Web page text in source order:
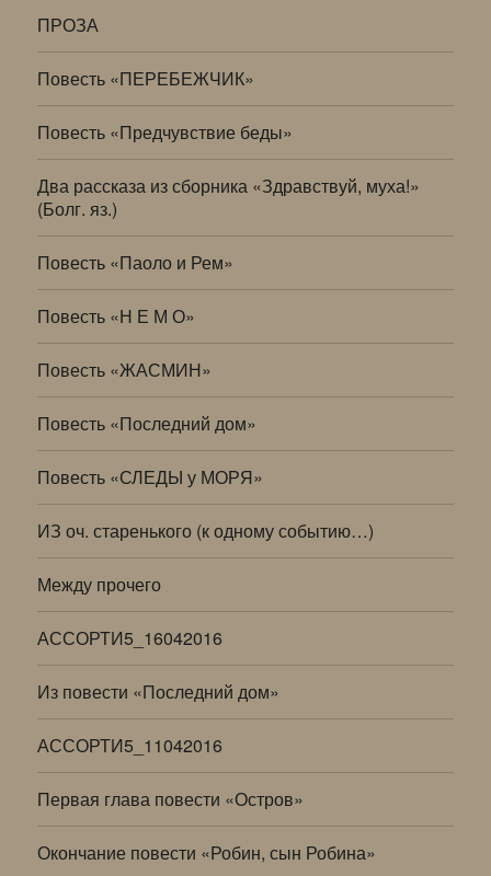
ПРОЗА
Повесть «ПЕРЕБЕЖЧИК»
Повесть «Предчувствие беды»
Два рассказа из сборника «Здравствуй, муха!»
(Болг. яз.)
Повесть «Паоло и Рем»
Повесть «Н Е М О»
Повесть «ЖАСМИН»
Повесть «Последний дом»
Повесть «СЛЕДЫ у МОРЯ»
ИЗ оч. старенького (к одному событию…)
Между прочего
АССОРТИ5_16042016
Из повести «Последний дом»
АССОРТИ5_11042016
Первая глава повести «Остров»
Окончание повести «Робин, сын Робина»